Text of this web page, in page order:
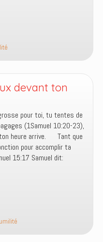
devant ton
pour toi, tu tentes de
(1Samuel 10:20-23),
ton heure arrive. Tant que
pour accomplir ta
15:17 Samuel dit: